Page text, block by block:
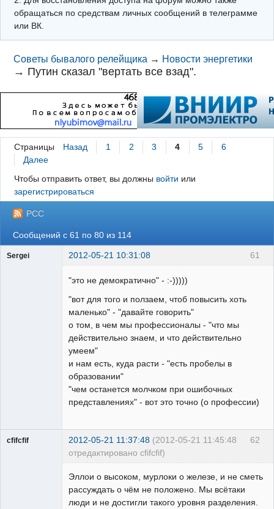
обращаться по средствам личных сообщений в телеграмме
или ВК.
Советы бывалого релейщика → Новости энергетики
→ Путин сказал "вертать все взад".
Страницы Назад 1 2 3 4 5
6
Далее
Чтобы отправить ответ, вы должны войти или
зарегистрироваться
РСС
Сообщений с 61 по 80 из 114
61
Sergei 2012-05-21 10:31:08
"это не демократично" - :-)))))
"вот для того и ползаем, чтоб повысить хоть
маленько" - "давайте говорить"
о том, в чем мы профессионалы - "что мы
действительно знаем, и что действительно
умеем"
и нам есть, куда расти - "есть пробелы в
образовании"
"чем останется молчком при ошибочных
представлениях" - вот это точно (о профессии)
62
cfifcfif 2012-05-21 11:37:48 (2012-05-21 11:45:48
отредактировано cfifcfif)
Эллои о высоком, мурлоки о железе, и не сметь
рассуждать о чём не положено. Мы всётаки
люди и не достигли такого уровня разделения.